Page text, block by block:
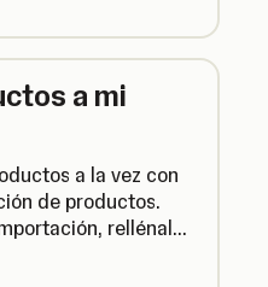
a mi
a la vez con
de productos.
rellénalo